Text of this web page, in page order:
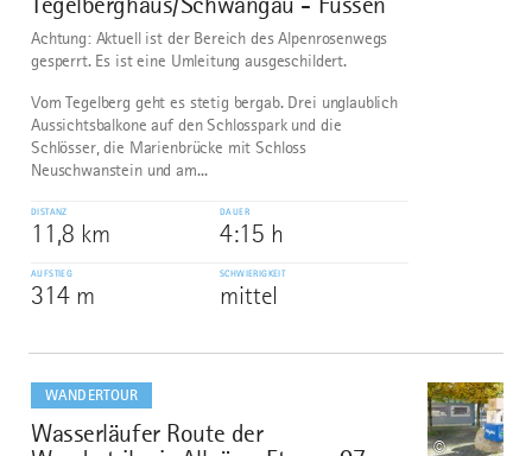
Achtung: Aktuell ist der Bereich des Alpenrosenwegs
gesperrt. Es ist eine Umleitung ausgeschildert.
Vom Tegelberg geht es stetig bergab. Drei unglaublich
Aussichtsbalkone auf den Schlosspark und die
Schlösser, die Marienbrücke mit Schloss
Neuschwanstein und am...
DISTANZ
11,8 km
DAUER
4:15 h
AUFSTIEG
314 m
SCHWIERIGKEIT
mittel
WANDERTOUR
7
Wasserläufer Route der
©
dazu